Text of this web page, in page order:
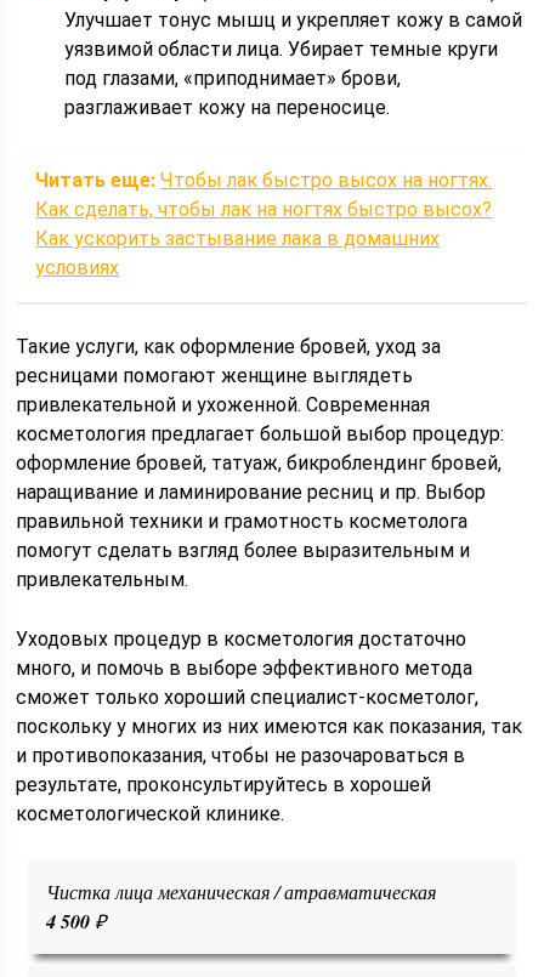
Улучшает тонус мышц и укрепляет кожу в самой
уязвимой области лица. Убирает темные круги
под глазами, «приподнимает» брови,
разглаживает кожу на переносице.
Читать еще: Чтобы лак быстро высох на ногтях.
Как сделать, чтобы лак на ногтях быстро высох?
Как ускорить застывание лака в домашних
условиях
Такие услуги, как оформление бровей, уход за
ресницами помогают женщине выглядеть
привлекательной и ухоженной. Современная
косметология предлагает большой выбор процедур:
оформление бровей, татуаж, бикроблендинг бровей,
наращивание и ламинирование ресниц и пр. Выбор
правильной техники и грамотность косметолога
помогут сделать взгляд более выразительным и
привлекательным.
Уходовых процедур в косметология достаточно
много, и помочь в выборе эффективного метода
сможет только хороший специалист-косметолог,
поскольку у многих из них имеются как показания, так
и противопоказания, чтобы не разочароваться в
результате, проконсультируйтесь в хорошей
косметологической клинике.
Чистка лица механическая / атравматическая
4 500₽